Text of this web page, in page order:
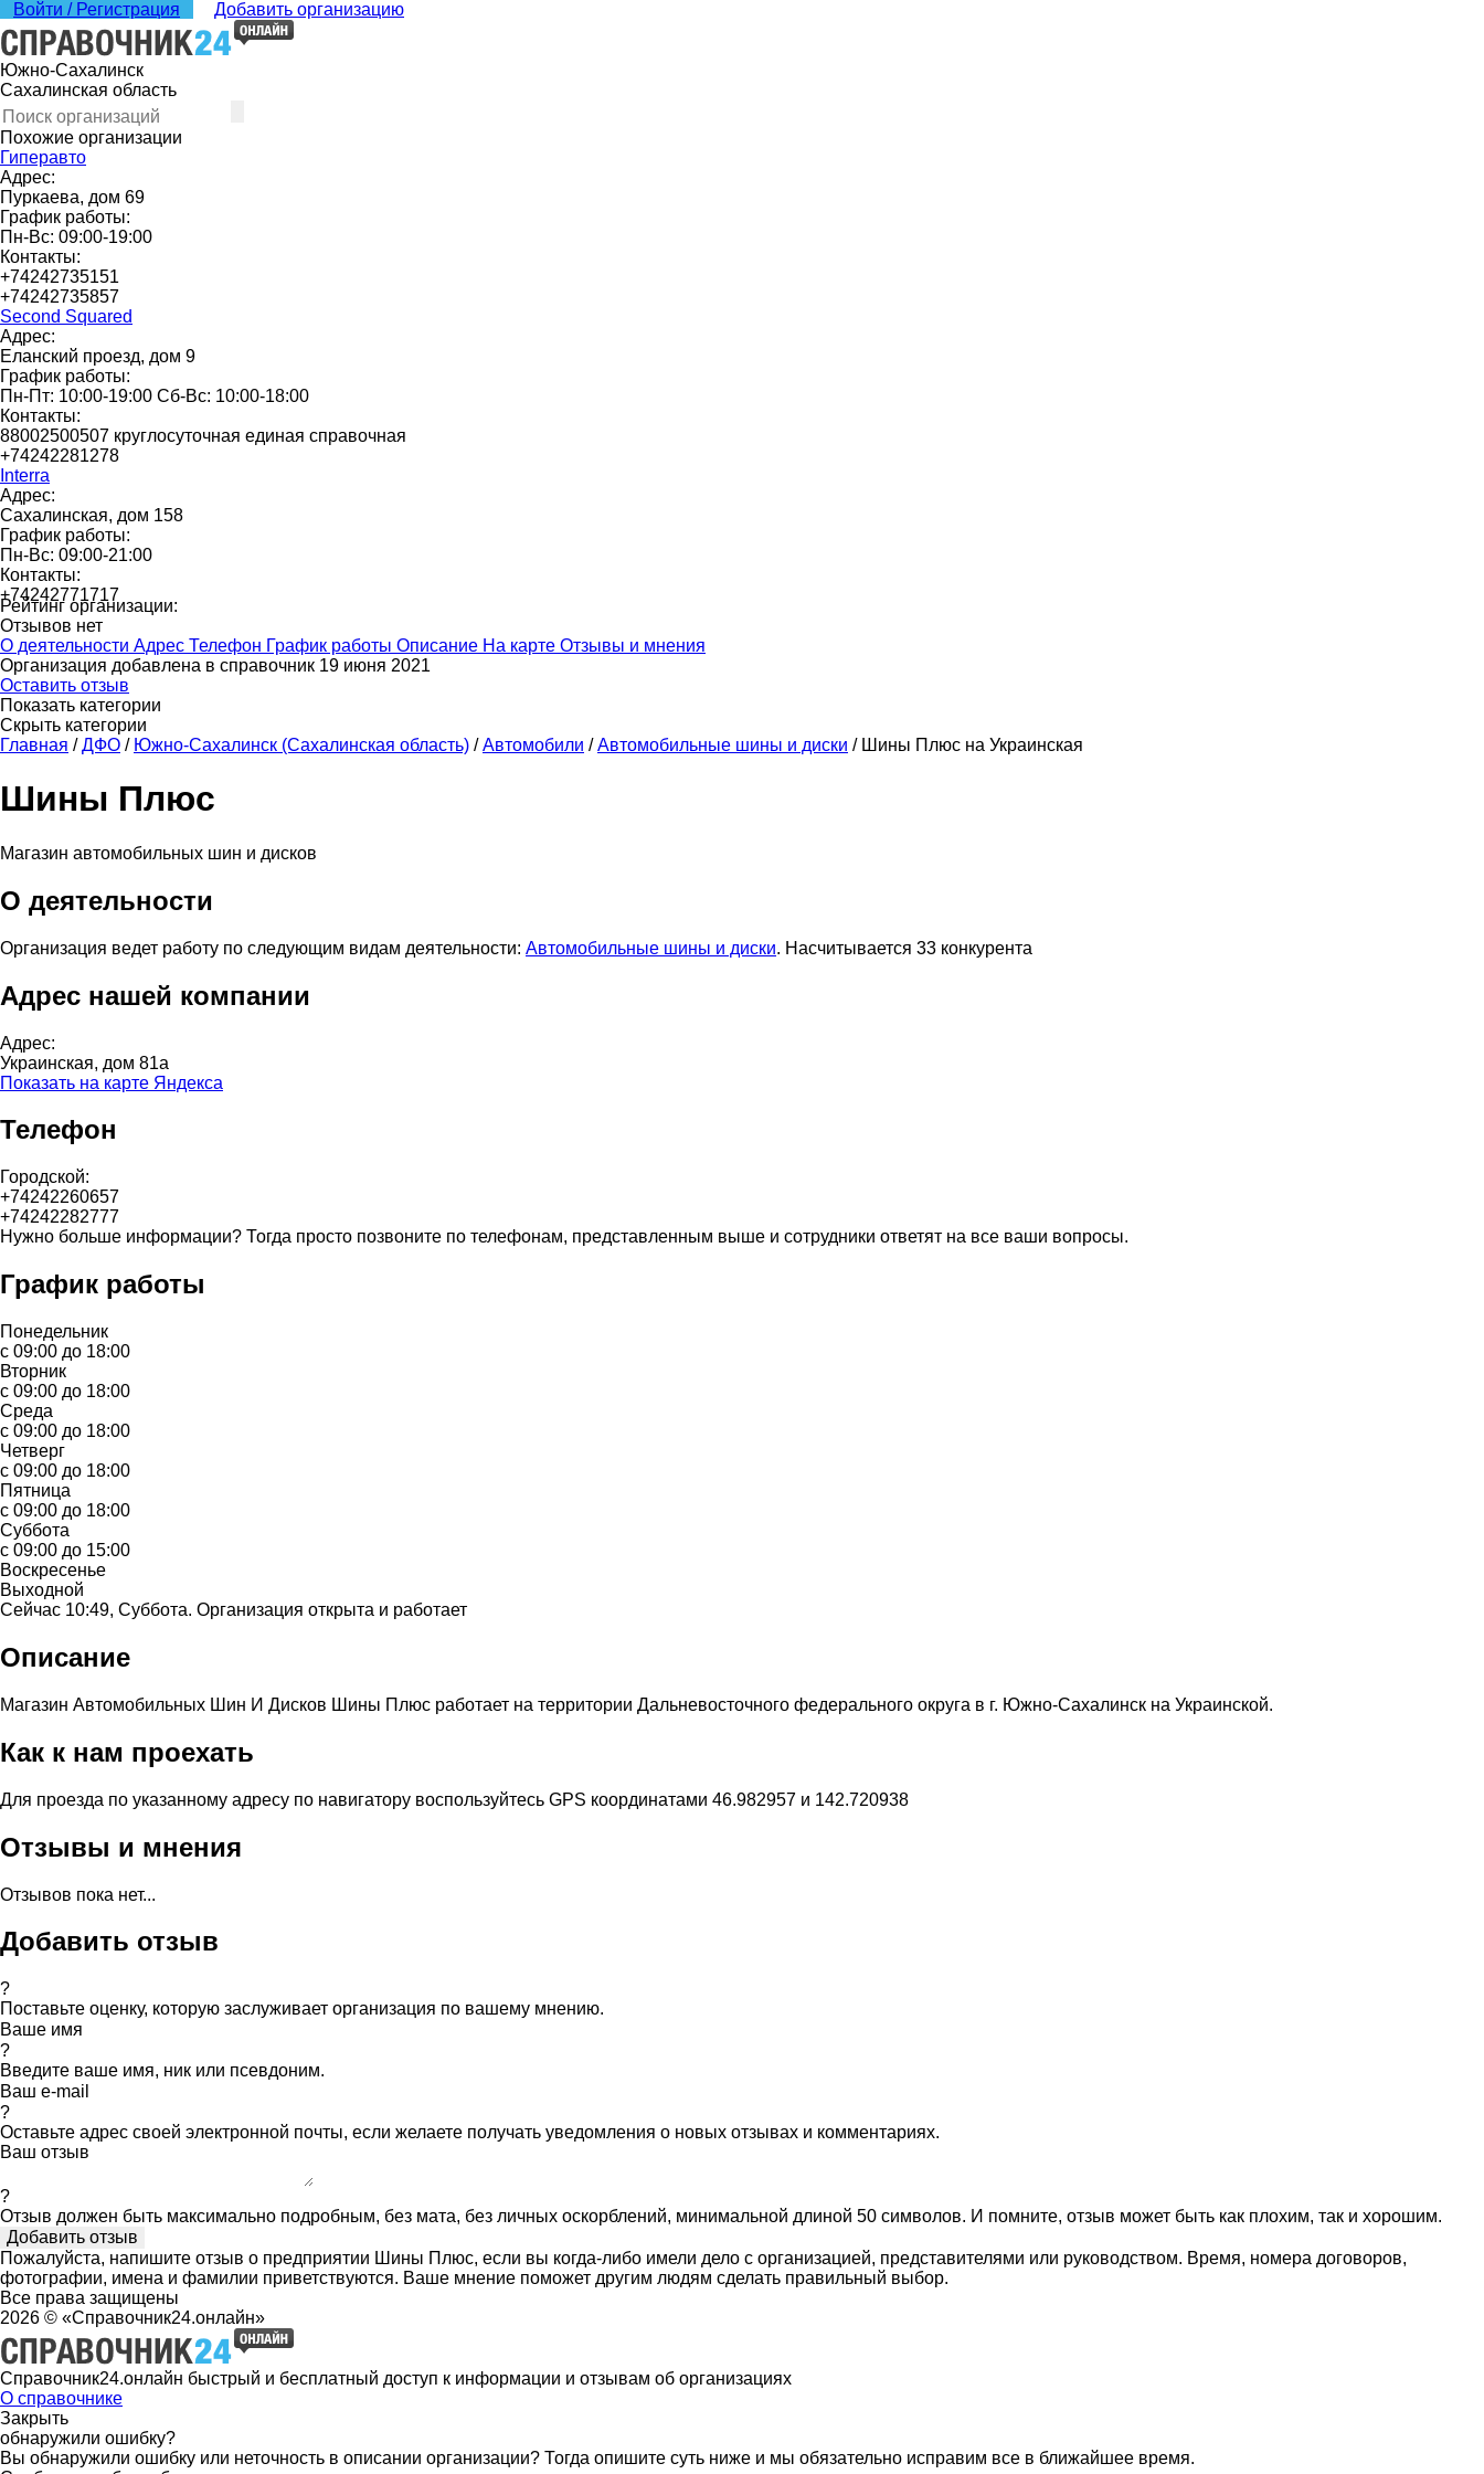
Войти / Регистрация Добавить организацию
Южно-Сахалинск
Сахалинская область
Похожие организации
Гиперавто
Адрес:
Пуркаева, дом 69
График работы:
Пн-Вс: 09:00-19:00
Контакты:
+74242735151
+74242735857
Second Squared
Адрес:
Еланский проезд, дом 9
График работы:
Пн-Пт: 10:00-19:00 Сб-Вс: 10:00-18:00
Контакты:
88002500507 круглосуточная единая справочная
+74242281278
Interra
Адрес:
Сахалинская, дом 158
График работы:
Пн-Вс: 09:00-21:00
Контакты:
+74242771717
Рейтинг организации:
Отзывов нет
О деятельности Адрес Телефон График работы Описание На карте Отзывы и мнения
Организация добавлена в справочник 19 июня 2021
Оставить отзыв
Показать категории
Скрыть категории
Главная / ДФО / Южно-Сахалинск (Сахалинская область) / Автомобили / Автомобильные шины и диски / Шины Плюс на Украинская
Шины Плюс
Магазин автомобильных шин и дисков
О деятельности
Организация ведет работу по следующим видам деятельности: Автомобильные шины и диски. Насчитывается 33 конкурента
Адрес нашей компании
Адрес:
Украинская, дом 81а
Показать на карте Яндекса
Телефон
Городской:
+74242260657
+74242282777
Нужно больше информации? Тогда просто позвоните по телефонам, представленным выше и сотрудники ответят на все ваши вопросы.
График работы
Понедельник
с 09:00 до 18:00
Вторник
с 09:00 до 18:00
Среда
с 09:00 до 18:00
Четверг
с 09:00 до 18:00
Пятница
с 09:00 до 18:00
Суббота
с 09:00 до 15:00
Воскресенье
Выходной
Сейчас 10:49, Суббота. Организация открыта и работает
Описание
Магазин Автомобильных Шин И Дисков Шины Плюс работает на территории Дальневосточного федерального округа в г. Южно-Сахалинск на Украинской.
Как к нам проехать
Для проезда по указанному адресу по навигатору воспользуйтесь GPS координатами 46.982957 и 142.720938
Отзывы и мнения
Отзывов пока нет...
Добавить отзыв
?
Поставьте оценку, которую заслуживает организация по вашему мнению.
Ваше имя
?
Введите ваше имя, ник или псевдоним.
Ваш e-mail
?
Оставьте адрес своей электронной почты, если желаете получать уведомления о новых отзывах и комментариях.
Ваш отзыв
?
Отзыв должен быть максимально подробным, без мата, без личных оскорблений, минимальной длиной 50 символов. И помните, отзыв может быть как плохим, так и хорошим.
Пожалуйста, напишите отзыв о предприятии Шины Плюс, если вы когда-либо имели дело с организацией, представителями или руководством. Время, номера договоров,
фотографии, имена и фамилии приветствуются. Ваше мнение поможет другим людям сделать правильный выбор.
Все права защищены
2026 © «Справочник24.онлайн»
Справочник24.онлайн быстрый и бесплатный доступ к информации и отзывам об организациях
О справочнике
Закрыть
обнаружили ошибку?
Вы обнаружили ошибку или неточность в описании организации? Тогда опишите суть ниже и мы обязательно исправим все в ближайшее время.